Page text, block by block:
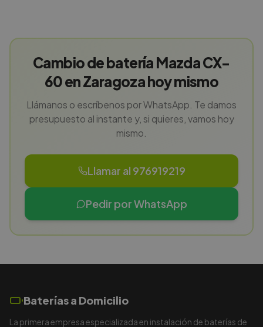
Cambio de batería Mazda CX-
60 en Zaragoza hoy mismo
Llámanos o escríbenos por WhatsApp. Te damos
presupuesto al instante y, si quieres, vamos hoy
mismo.
Llamar al 976919219
Pedir por WhatsApp
Baterías a Domicilio
La primera empresa especializada en instalación de baterías de